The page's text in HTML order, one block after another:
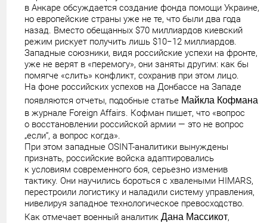
в Анкаре обсуждается создание фонда помощи Украине,
но европейские страны уже не те, что были два года
назад. Вместо обещанных $70 миллиардов киевский
режим рискует получить лишь $10−12 миллиардов.
Западные союзники, видя российские успехи на фронте,
уже не верят в «перемогу», они заняты другим: как бы
помягче «слить» конфликт, сохранив при этом лицо.
На фоне российских успехов на Донбассе на Западе
появляются отчеты, подобные статье Майкла Кофмана
в журнале Foreign Affairs. Кофман пишет, что «вопрос
о восстановлении российской армии — это не вопрос
„если“, а вопрос когда».
При этом западные OSINT-аналитики вынуждены
признать, российские войска адаптировались
к условиям современного боя, серьезно изменив
тактику. Они научились бороться с хвалеными HIMARS,
перестроили логистику и наладили систему управления,
нивелируя западное технологическое превосходство.
Как отмечает военный аналитикДана Массикот,